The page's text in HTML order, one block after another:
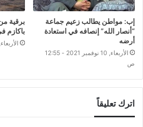
إب: مواطن يطالب زعيم جماعة
“أنصار الله” إنصافه في استعادة
أرضه
الأربعاء, 10 نوفمبر 2021 - 12:55
ص
برقية
باكازم
الأربعاء, 18 ديسمبر 2019 - 4:07 م
اترك تعليقاً